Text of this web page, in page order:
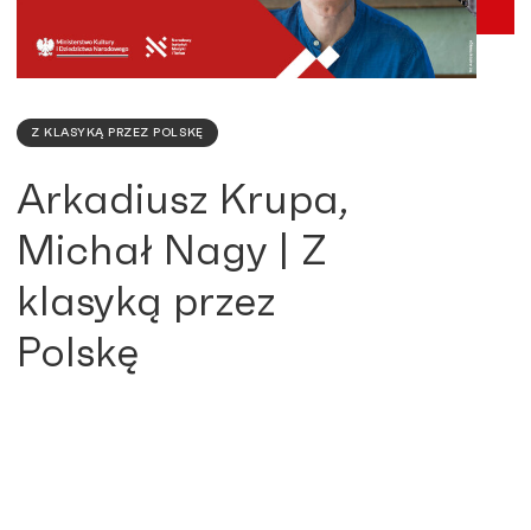
Z KLASYKĄ PRZEZ POLSKĘ
Arkadiusz Krupa,
Michał Nagy | Z
klasyką przez
Polskę